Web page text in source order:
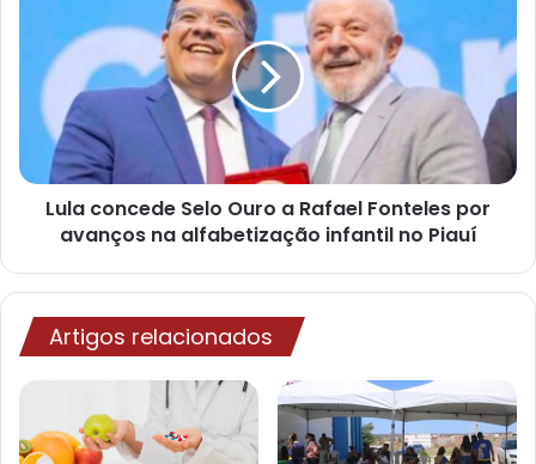
Lula concede Selo Ouro a Rafael Fonteles por
avanços na alfabetização infantil no Piauí
Artigos relacionados